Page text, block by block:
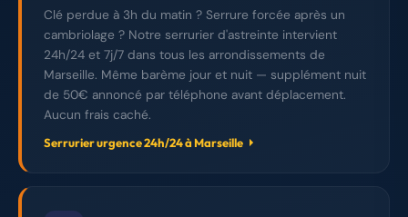
Clé perdue à 3h du matin ? Serrure forcée après un
cambriolage ? Notre serrurier d'astreinte intervient
24h/24 et 7j/7 dans tous les arrondissements de
Marseille. Même barème jour et nuit — supplément nuit
de 50€ annoncé par téléphone avant déplacement.
Aucun frais caché.
Serrurier urgence 24h/24 à Marseille